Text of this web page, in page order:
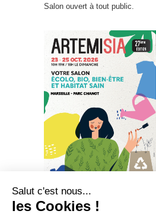
Salon ouvert à tout public.